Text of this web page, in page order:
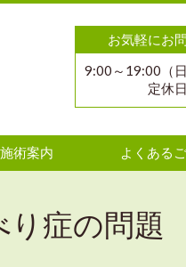
お気軽にお
9:00～19:00（
定休
施術案内 よくある
り症の問題